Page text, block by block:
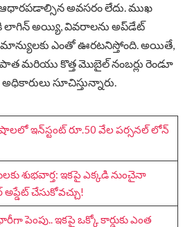
అవసరం లేదు. ముఖ
లాగిన్ అయ్యి, వివరాలను అప్‌డేట్
ఎంతో ఊరటనిస్తోంది. అయితే,
పాత మరియు కొత్త మొబైల్ నంబర్లు రెండూ
సూచిస్తున్నారు.
ఇన్‌స్టంట్ రూ.50 వేల పర్సనల్ లోన్
శుభవార్త: ఇకపై ఎక్కడి నుంచైనా
చేసుకోవచ్చు!
పెంపు.. ఇకపై ఒక్కో కార్డుకు ఎంత